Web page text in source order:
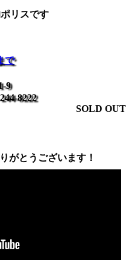
リスです
で
9
8222
SOLD OUT
がとうございます！